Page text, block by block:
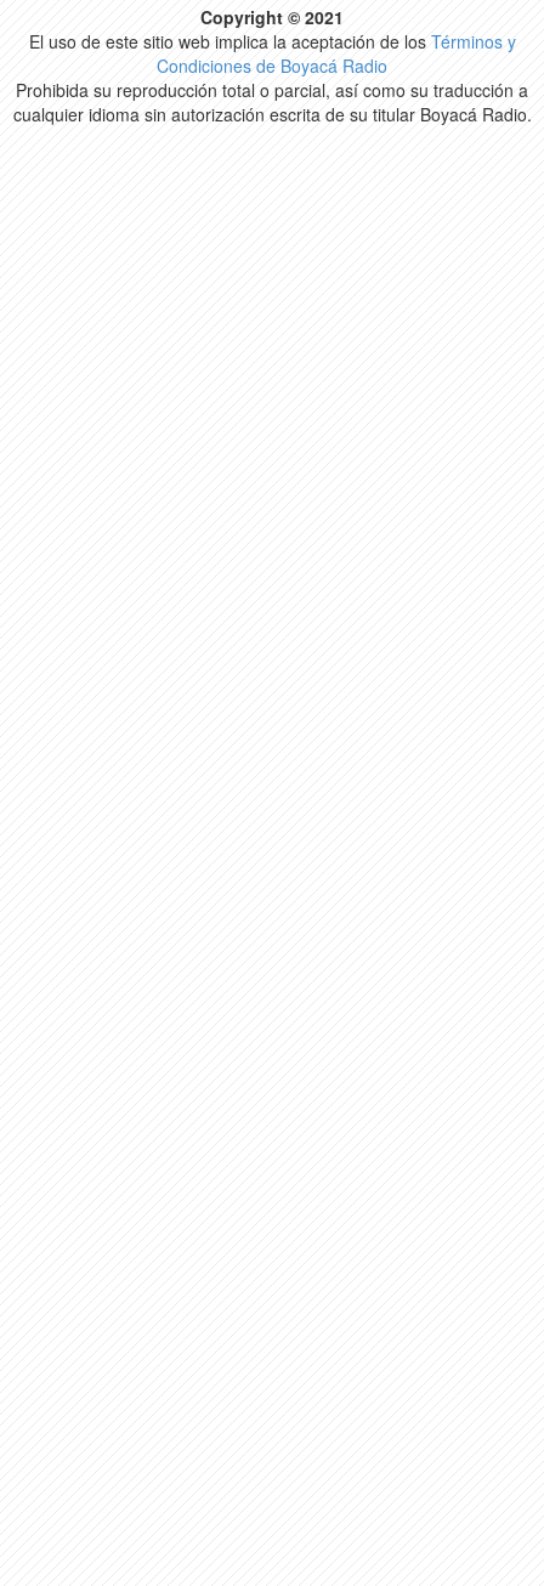
Copyright © 2021
El uso de este sitio web implica la aceptación de los Términos y
Condiciones de Boyacá Radio
Prohibida su reproducción total o parcial, así como su traducción a
cualquier idioma sin autorización escrita de su titular Boyacá Radio.